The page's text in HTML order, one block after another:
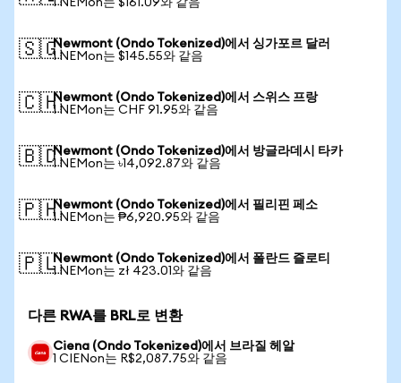
1 NEMon는 $161.09와 같음
🇸🇬Newmont (Ondo Tokenized)에서 싱가포르 달러
1 NEMon는 $145.55와 같음
🇨🇭Newmont (Ondo Tokenized)에서 스위스 프랑
1 NEMon는 CHF 91.95와 같음
🇧🇩Newmont (Ondo Tokenized)에서 방글라데시 타카
1 NEMon는 ৳14,092.87와 같음
🇵🇭Newmont (Ondo Tokenized)에서 필리핀 페소
1 NEMon는 ₱6,920.95와 같음
🇵🇱Newmont (Ondo Tokenized)에서 폴란드 즐로티
1 NEMon는 zł 423.01와 같음
다른 RWA를 BRL로 변환
Ciena (Ondo Tokenized)에서 브라질 헤알
1 CIENon는 R$2,087.75와 같음